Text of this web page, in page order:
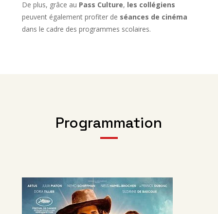
De plus, grâce au Pass Culture, les collégiens
peuvent également profiter de séances de cinéma
dans le cadre des programmes scolaires.
Programmation